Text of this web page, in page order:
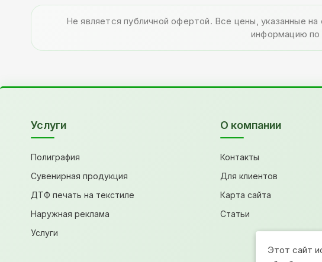
Не является публичной офертой. Все цены, указанные
информацию по
Услуги
Полиграфия
Сувенирная продукция
ДТФ печать на текстиле
Наружная реклама
Услуги
О компании
Контакты
Для клиентов
Карта сайта
Статьи
Этот сайт